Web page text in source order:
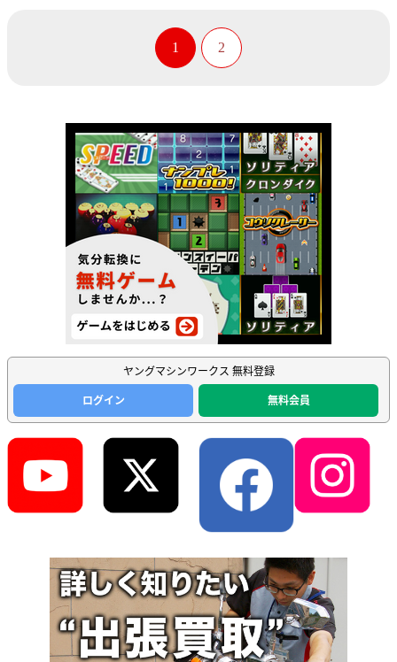
1 2
ヤングマシンワークス 無料登録
ログイン
無料会員